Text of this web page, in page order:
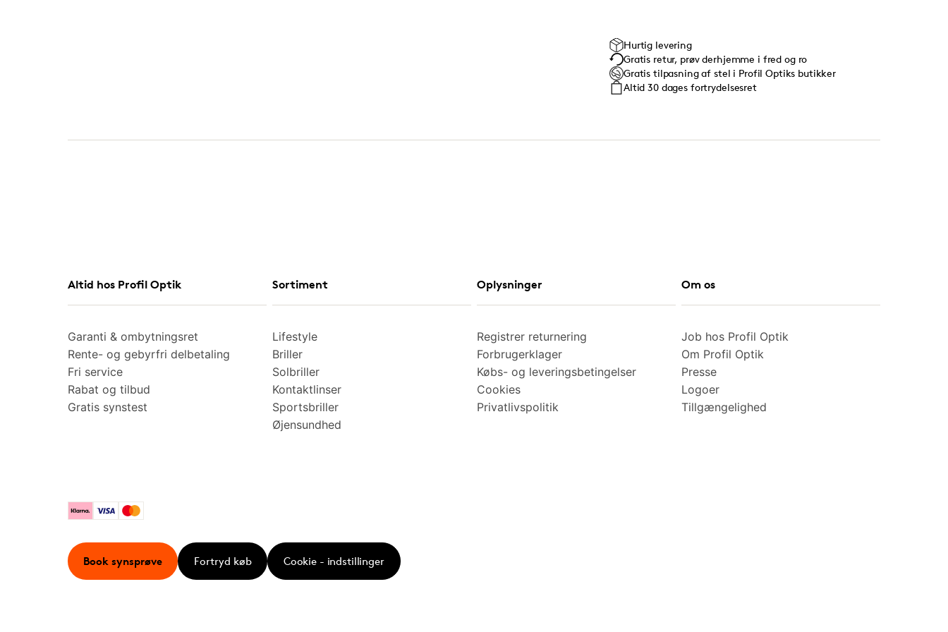
Hurtig levering
Gratis retur, prøv derhjemme i fred og ro
Gratis tilpasning af stel i Profil Optiks butikker
Altid 30 dages fortrydelsesret
Altid hos Profil Optik
Garanti & ombytningsret
Rente- og gebyrfri delbetaling
Fri service
Rabat og tilbud
Gratis synstest
Sortiment
Lifestyle
Briller
Solbriller
Kontaktlinser
Sportsbriller
Øjensundhed
Oplysninger
Registrer returnering
Forbrugerklager
Købs- og leveringsbetingelser
Cookies
Privatlivspolitik
Om os
Job hos Profil Optik
Om Profil Optik
Presse
Logoer
Tillgængelighed
KlarnaVisa Mastercard
Book synsprøve Fortryd køb Cookie - indstillinger